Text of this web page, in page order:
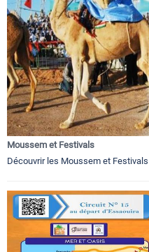
Moussem et Festivals
Découvrir les Moussem et